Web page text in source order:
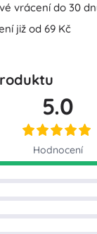
vrácení do 30
již od 69 Kč
5.0
Hodnocení